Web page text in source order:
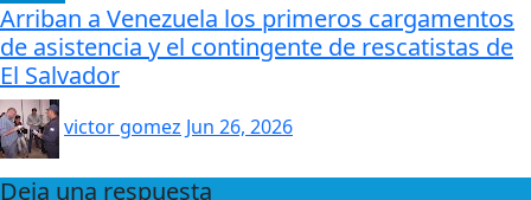
Arriban a Venezuela los primeros cargamentos
de asistencia y el contingente de rescatistas de
El Salvador
victor gomez Jun 26, 2026
Deja una respuesta